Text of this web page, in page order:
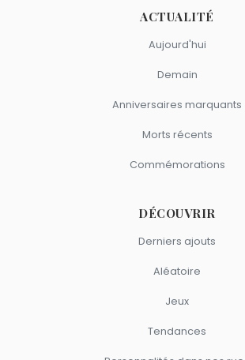
ACTUALITÉ
Aujourd'hui
Demain
Anniversaires marquants
Morts récents
Commémorations
DÉCOUVRIR
Derniers ajouts
Aléatoire
Jeux
Tendances